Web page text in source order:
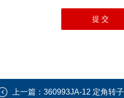
上一篇： 360993JA-12 定角转子